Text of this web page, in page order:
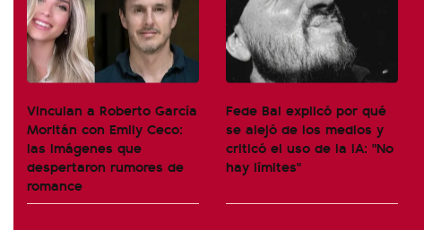
Vinculan a Roberto García
Moritán con Emily Ceco:
las imágenes que
despertaron rumores de
romance
Fede Bal explicó por qué
se alejó de los medios y
criticó el uso de la IA: "No
hay límites"